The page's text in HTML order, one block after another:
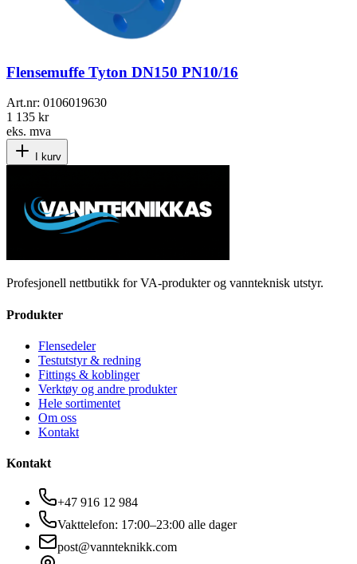
Flensemuffe Tyton DN150 PN10/16
Art.nr: 0106019630
1 135 kr
eks. mva
I kurv
Profesjonell nettbutikk for VA-produkter og vannteknisk utstyr.
Produkter
Flensedeler
Testutstyr & redning
Fittings & koblinger
Verktøy og andre produkter
Hele sortimentet
Om oss
Kontakt
Kontakt
+47 916 12 984
Vakttelefon: 17:00–23:00 alle dager
post@vannteknikk.com